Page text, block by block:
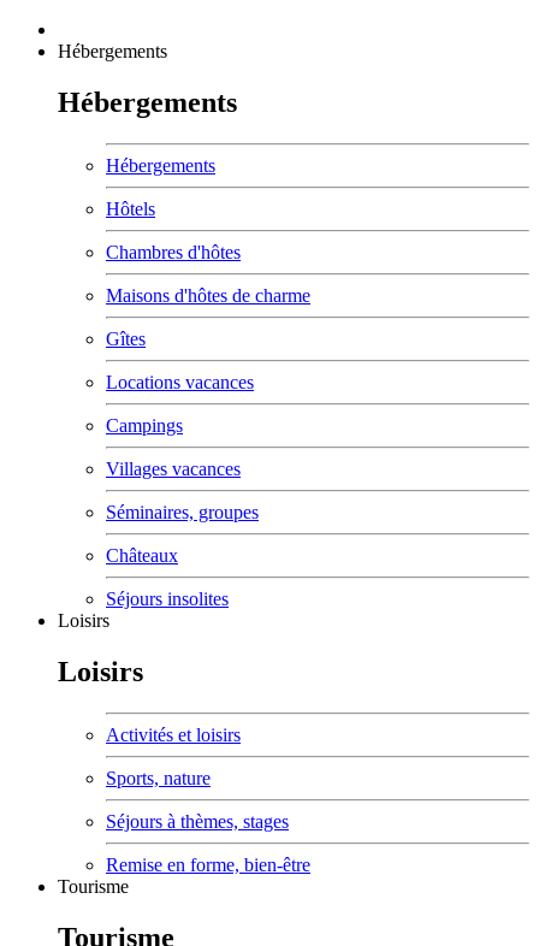
Hébergements
Hébergements
Hébergements
Hôtels
Chambres d'hôtes
Maisons d'hôtes de charme
Gîtes
Locations vacances
Campings
Villages vacances
Séminaires, groupes
Châteaux
Séjours insolites
Loisirs
Loisirs
Activités et loisirs
Sports, nature
Séjours à thèmes, stages
Remise en forme, bien-être
Tourisme
Tourisme